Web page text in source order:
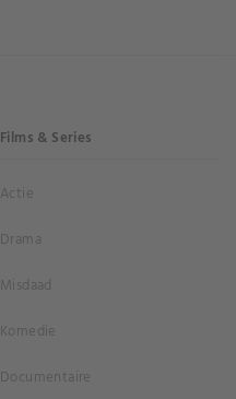
Films & Series
Actie
Drama
Misdaad
Komedie
Documentaire